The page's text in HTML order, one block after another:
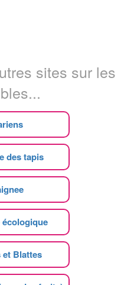
sites sur les
des tapis
et Blattes